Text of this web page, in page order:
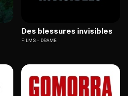
Des blessures invisibles
FILMS DRAME